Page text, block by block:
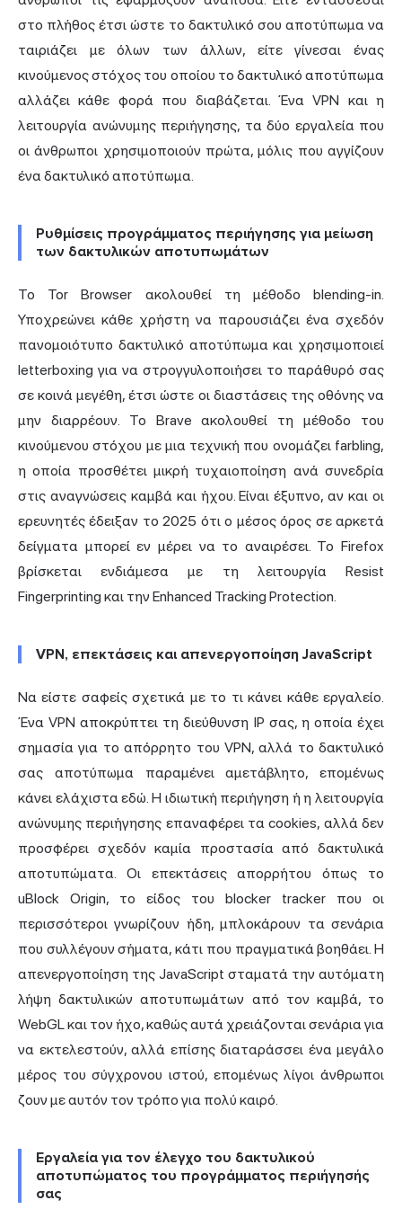
στο πλήθος έτσι ώστε το δακτυλικό σου αποτύπωμα να
ταιριάζει με όλων των άλλων, είτε γίνεσαι ένας
κινούμενος στόχος του οποίου το δακτυλικό αποτύπωμα
αλλάζει κάθε φορά που διαβάζεται. Ένα VPN και η
λειτουργία ανώνυμης περιήγησης, τα δύο εργαλεία που
οι άνθρωποι χρησιμοποιούν πρώτα, μόλις που αγγίζουν
ένα δακτυλικό αποτύπωμα.
Ρυθμίσεις προγράμματος περιήγησης για μείωση
των δακτυλικών αποτυπωμάτων
Το Tor Browser ακολουθεί τη μέθοδο blending-in.
Υποχρεώνει κάθε χρήστη να παρουσιάζει ένα σχεδόν
πανομοιότυπο δακτυλικό αποτύπωμα και χρησιμοποιεί
letterboxing για να στρογγυλοποιήσει το παράθυρό σας
σε κοινά μεγέθη, έτσι ώστε οι διαστάσεις της οθόνης να
μην διαρρέουν. Το Brave ακολουθεί τη μέθοδο του
κινούμενου στόχου με μια τεχνική που ονομάζει farbling,
η οποία προσθέτει μικρή τυχαιοποίηση ανά συνεδρία
στις αναγνώσεις καμβά και ήχου. Είναι έξυπνο, αν και οι
ερευνητές έδειξαν το 2025 ότι ο μέσος όρος σε αρκετά
δείγματα μπορεί εν μέρει να το αναιρέσει. Το Firefox
βρίσκεται ενδιάμεσα με τη λειτουργία Resist
Fingerprinting και την Enhanced Tracking Protection.
VPN, επεκτάσεις και απενεργοποίηση JavaScript
Να είστε σαφείς σχετικά με το τι κάνει κάθε εργαλείο.
Ένα VPN αποκρύπτει τη διεύθυνση IP σας, η οποία έχει
σημασία για το απόρρητο του VPN, αλλά το δακτυλικό
σας αποτύπωμαπαραμένει αμετάβλητο, επομένως
κάνει ελάχιστα εδώ. Η ιδιωτική περιήγηση ή η λειτουργία
ανώνυμης περιήγησης επαναφέρει τα cookies, αλλά δεν
προσφέρει σχεδόν καμία προστασία από δακτυλικά
αποτυπώματα. Οι επεκτάσεις απορρήτου όπως το
uBlock Origin, το είδος του blocker tracker που οι
περισσότεροι γνωρίζουν ήδη, μπλοκάρουν τα σενάρια
που συλλέγουν σήματα, κάτι που πραγματικά βοηθάει. Η
απενεργοποίηση της JavaScript σταματά την αυτόματη
λήψη δακτυλικών αποτυπωμάτων από τον καμβά, το
WebGL και τον ήχο, καθώς αυτά χρειάζονται σενάρια για
να εκτελεστούν, αλλά επίσης διαταράσσει ένα μεγάλο
μέρος του σύγχρονου ιστού, επομένως λίγοι άνθρωποι
ζουν με αυτόν τον τρόπο για πολύ καιρό.
Εργαλεία για τον έλεγχο του δακτυλικού
αποτυπώματος του προγράμματος περιήγησής
σας